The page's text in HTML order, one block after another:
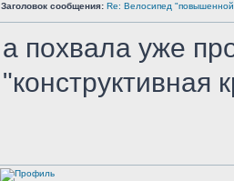
Заголовок сообщения: Re: Велосипед
а похвала уже
"конструктивная